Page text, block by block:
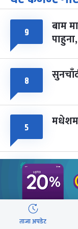
आइत चैत्र ७, २०८३-
८ फागुपूर्णिमा
चैत्र ८, २०८३-
९ बाम
८
५
५ मोहन
५
ताजा अपडेट